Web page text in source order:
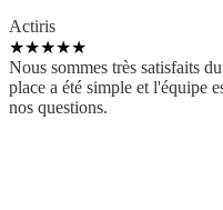
Actiris
★★★★★
Nous sommes très satisfaits
place a été simple et l'équipe
nos questions.